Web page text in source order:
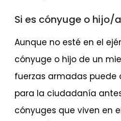
Si es cónyuge o hijo/
Aunque no esté en el
cónyuge o hijo de un
fuerzas armadas
para la ciudadanía
cónyuges que viven en